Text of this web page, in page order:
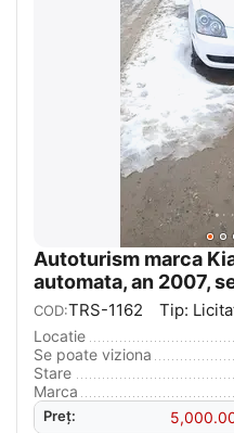
Autoturism marca
automata, an 2007,
COD:TRS-1162 Tip:
Locatie
Se poate viziona
Stare
Marca
Preț: